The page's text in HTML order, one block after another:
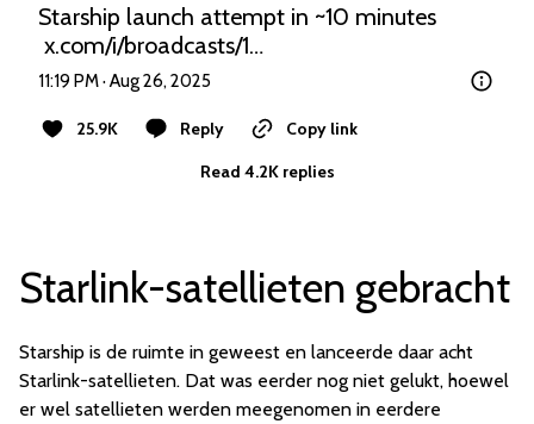
Starship launch attempt in ~10 minutes
x.com/i/broadcasts/1…
11:19 PM · Aug 26, 2025
25.9K Reply
Copy link
Read 4.2K replies
Starlink-satellieten gebracht
Starship is de ruimte in geweest en lanceerde daar acht
Starlink-satellieten. Dat was eerder nog niet gelukt, hoewel
er wel satellieten werden meegenomen in eerdere